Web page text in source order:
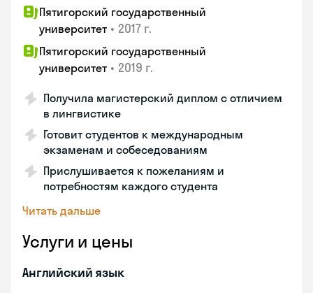
Пятигорский государственный
университет • 2017 г.
Пятигорский государственный
университет • 2019 г.
Получила магистерский диплом с отличием
в лингвистике
Готовит студентов к международным
экзаменам и собеседованиям
Прислушивается к пожеланиям и
потребностям каждого студента
Читать дальше
Услуги и цены
Английский язык